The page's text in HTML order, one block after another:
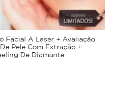
Facial A Laser + Avaliação
Pele Com Extração +
De Diamante